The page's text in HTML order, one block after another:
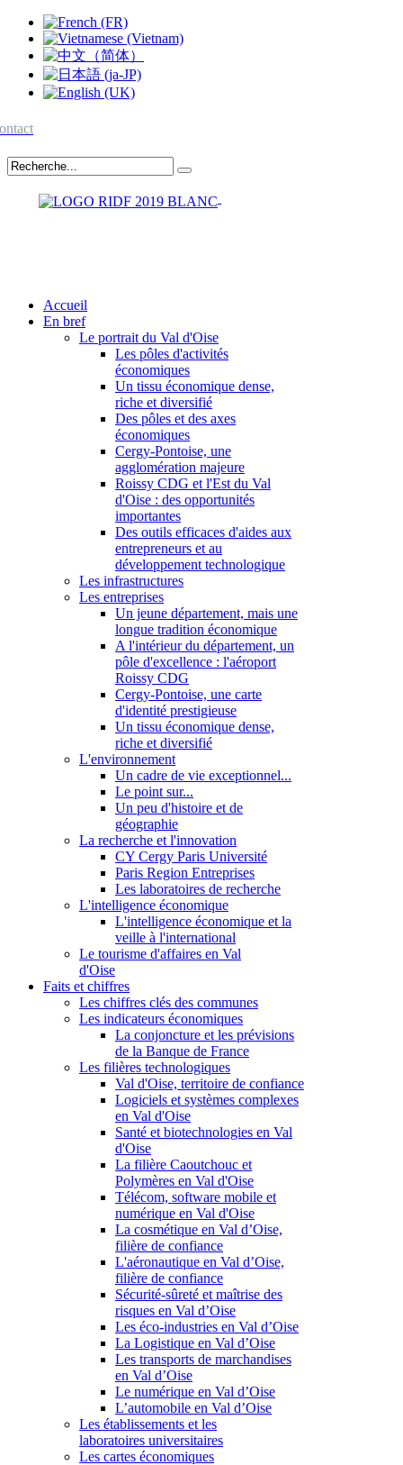
Accueil
En bref
Le portrait du Val d'Oise
Les pôles d'activités
économiques
Un tissu économique dense,
riche et diversifié
Des pôles et des axes
économiques
Cergy-Pontoise, une
agglomération majeure
Roissy CDG et l'Est du Val
d'Oise : des opportunités
importantes
Des outils efficaces d'aides aux
entrepreneurs et au
développement technologique
Les infrastructures
Les entreprises
Un jeune département, mais une
longue tradition économique
A l'intérieur du département, un
pôle d'excellence : l'aéroport
Roissy CDG
Cergy-Pontoise, une carte
d'identité prestigieuse
Un tissu économique dense,
riche et diversifié
L'environnement
Un cadre de vie exceptionnel...
Le point sur...
Un peu d'histoire et de
géographie
La recherche et l'innovation
CY Cergy Paris Université
Paris Region Entreprises
Les laboratoires de recherche
L'intelligence économique
L'intelligence économique et la
veille à l'international
Le tourisme d'affaires en Val
d'Oise
Faits et chiffres
Les chiffres clés des communes
Les indicateurs économiques
La conjoncture et les prévisions
de la Banque de France
Les filières technologiques
Val d'Oise, territoire de confiance
Logiciels et systèmes complexes
en Val d'Oise
Santé et biotechnologies en Val
d'Oise
La filière Caoutchouc et
Polymères en Val d'Oise
Télécom, software mobile et
numérique en Val d'Oise
La cosmétique en Val d’Oise,
filière de confiance
L'aéronautique en Val d’Oise,
filière de confiance
Sécurité-sûreté et maîtrise des
risques en Val d’Oise
Les éco-industries en Val d’Oise
La Logistique en Val d’Oise
Les transports de marchandises
en Val d’Oise
Le numérique en Val d’Oise
L’automobile en Val d’Oise
Les établissements et les
laboratoires universitaires
Les cartes économiques